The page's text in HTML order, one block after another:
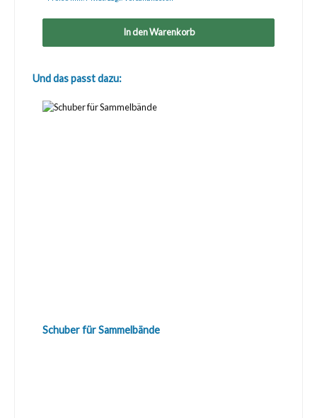
In den Warenkorb
Produktgalerie überspringen
Und das passt dazu:
Schuber für Sammelbände